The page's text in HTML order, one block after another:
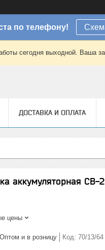
по телефону!
сегодня выходной. Ваша
ДОСТАВКА И ОПЛАТА
аккумуляторная
цены
Оптом и в розницу Код: 70/13/64